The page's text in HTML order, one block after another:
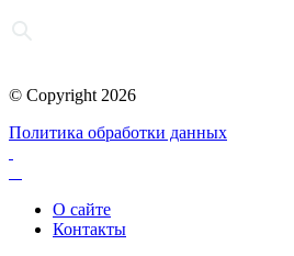
© Copyright 2026
Политика обработки данных
О сайте
Контакты